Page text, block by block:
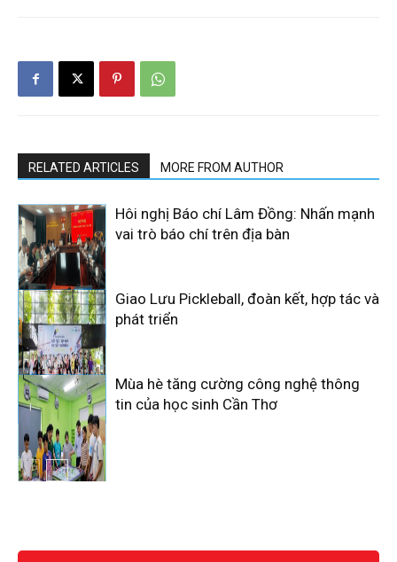
RELATED ARTICLES MORE FROM AUTHOR
Hôi nghị Báo chí Lâm Đồng: Nhấn mạnh
vai trò báo chí trên địa bàn
Giao Lưu Pickleball, đoàn kết, hợp tác và
phát triển
Mùa hè tăng cường công nghệ thông
tin của học sinh Cần Thơ